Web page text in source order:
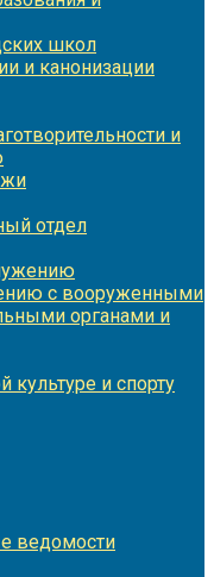
школ
и канонизации
и
отдел
с вооруженными
органами и
культуре и спорту
ведомости